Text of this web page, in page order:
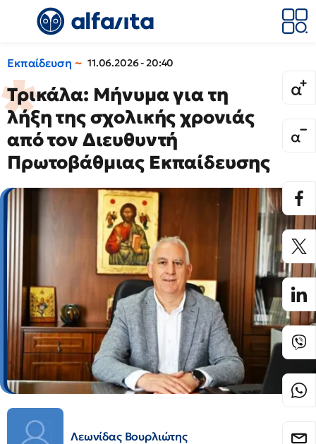
Εκπαίδευση 11.06.2026 - 20:40
Τρικάλα: Μήνυμα για τη
λήξη της σχολικής χρονιάς
από τον Διευθυντή
Πρωτοβάθμιας Εκπαίδευσης
Λεωνίδας Βουρλιώτης